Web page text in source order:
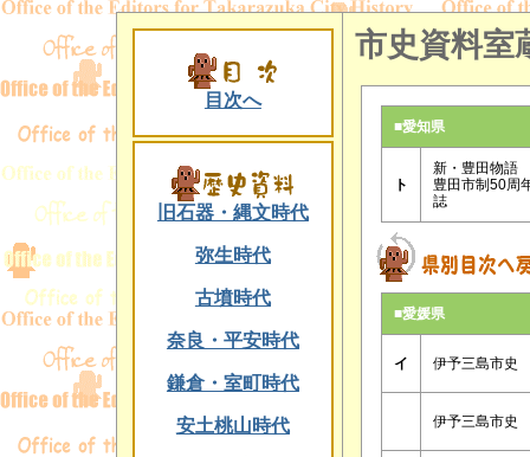
目次へ
旧石器・縄文時代
弥生時代
古墳時代
奈良・平安時代
鎌倉・室町時代
安土桃山時代
市史資料
■愛知県
ト
新・豊田物
豊田市制50周
誌
■愛媛県
イ 伊予三島市史
伊予三島市史